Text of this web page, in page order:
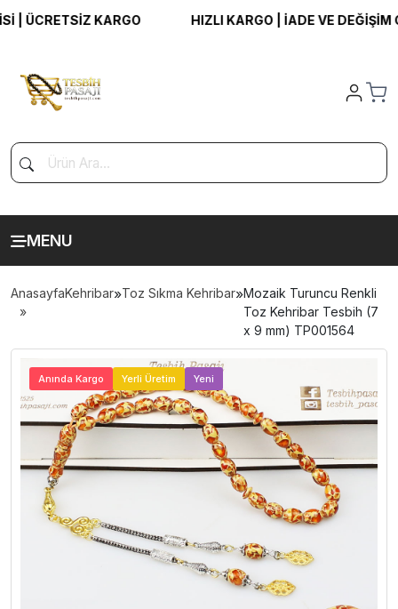
KARGO HIZLI KARGO | İADE VE DEĞİŞİM
MENU
AnasayfaKehribar»Toz Sıkma Kehribar»Mozaik Turuncu Renkli
Toz Kehribar Tesbih (7
x 9 mm) TP001564
Anında Kargo Yerli Üretim Yeni